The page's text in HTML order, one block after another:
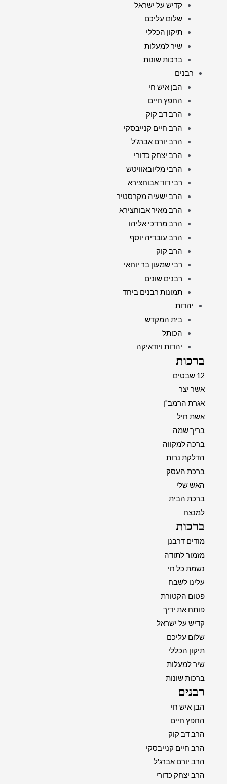
קדיש על ישראל
שלום עליכם
תיקון הכללי
שיר למעלות
ברכות שונות
רבנים
הבן איש חי
החפץ חיים
הרב דב קוק
הרב חיים קנייבסקי
הרב יורם אברג'ל
הרב יצחק כדורי
הרבי מליובאוויטש
רבי דוד אבוחצירא
הרב ישעיה מקרסטיר
הרב מאיר אבוחצירא
הרב מרדכי אליהו
הרב עובדיה יוסף
הרב קוק
רבי שמעון בר יוחאי
רבנים שונים
תמונות רבנים ביחד
יהדות
בית המקדש
הכותל
יהדות ויודאיקה
ברכות
12 שבטים
אשר יצר
אגרת הרמב"ן
אשת חיל
בריך שמה
ברכה למקווה
הדלקת נרות
ברכת העסק
האש שלי
ברכת הבית
למנצח
ברכות
מודים דרבנן
מזמור לתודה
נשמת כל חי
עלינו לשבח
פטום הקטורת
פותח את ידיך
קדיש על ישראל
שלום עליכם
תיקון הכללי
שיר למעלות
ברכות שונות
רבנים
הבן איש חי
החפץ חיים
הרב דב קוק
הרב חיים קנייבסקי
הרב יורם אברג'ל
הרב יצחק כדורי